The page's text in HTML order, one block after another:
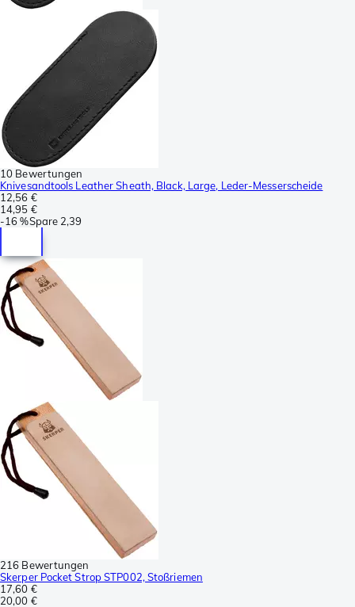
10 Bewertungen
Knivesandtools Leather Sheath, Black, Large, Leder-Messerscheide
12,56 €
14,95 €
-16 %Spare 2,39
216 Bewertungen
Skerper Pocket Strop STP002, Stoßriemen
17,60 €
20,00 €